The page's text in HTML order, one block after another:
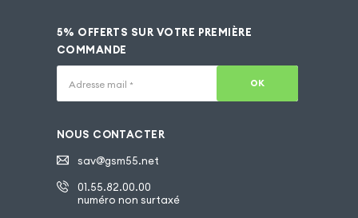
5% OFFERTS SUR VOTRE PREMIÈRE
COMMANDE
Adresse mail * OK
NOUS CONTACTER
sav@gsm55.net
01.55.82.00.00
numéro non surtaxé